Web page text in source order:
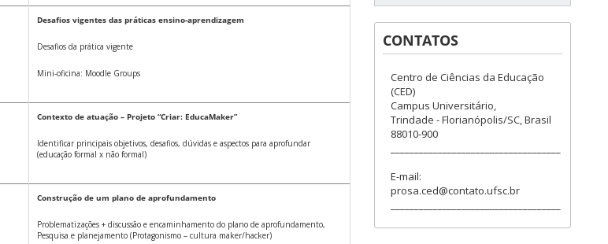
Desafios vigentes das práticas ensino-aprendizagem
Desafios da prática vigente
Mini-oficina: Moodle Groups
Contexto de atuação – Projeto “Criar: EducaMaker”
Identificar principais objetivos, desafios, dúvidas e aspectos para aprofundar
(educação formal x não formal)
Construção de um plano de aprofundamento
Problematizações + discussão e encaminhamento do plano de aprofundamento,
Pesquisa e planejamento (Protagonismo – cultura maker/hacker)
CONTATOS
Centro de Ciências da Educação
(CED)
Campus Universitário,
Trindade - Florianópolis/SC, Brasil
88010-900
E-mail:
prosa.ced@contato.ufsc.br